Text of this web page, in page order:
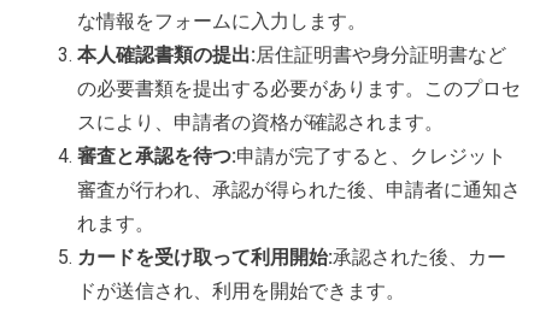
な情報をフォームに入力します。
本人確認書類の提出:居住証明書や身分証明書など
の必要書類を提出する必要があります。このプロセ
スにより、申請者の資格が確認されます。
審査と承認を待つ:申請が完了すると、クレジット
審査が行われ、承認が得られた後、申請者に通知さ
れます。
カードを受け取って利用開始:承認された後、カー
ドが送信され、利用を開始できます。